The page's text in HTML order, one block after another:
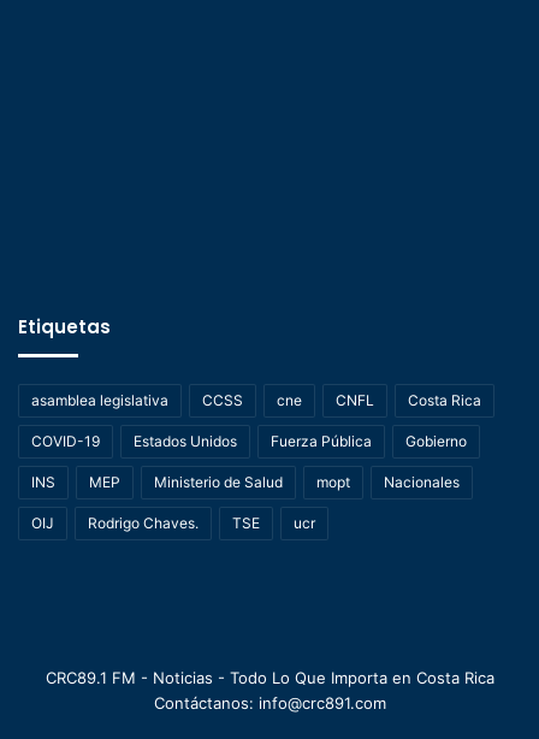
Etiquetas
asamblea legislativa CCSS cne CNFL Costa Rica
COVID-19 Estados Unidos Fuerza Pública Gobierno
INS MEP Ministerio de Salud mopt Nacionales
OIJ Rodrigo Chaves. TSE ucr
CRC89.1 FM - Noticias - Todo Lo Que Importa en Costa Rica
Contáctanos: info@crc891.com